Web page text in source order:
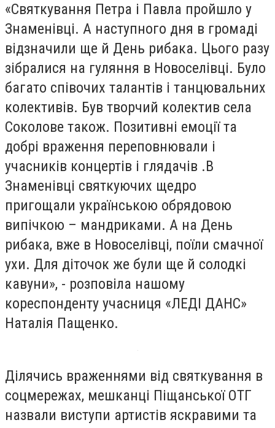
«Святкування Петра і Павла пройшло у
Знаменівці. А наступного дня в громаді
відзначили ще й День рибака. Цього разу
зібралися на гуляння в Новоселівці. Було
багато співочих талантів і танцювальних
колективів. Був творчий колектив села
Соколове також. Позитивні емоції та
добрі враження переповнювали і
учасників концертів і глядачів .В
Знаменівці святкуючих щедро
пригощали українською обрядовою
випічкою – мандриками. А на День
рибака, вже в Новоселівці, поїли смачної
ухи. Для діточок же були ще й солодкі
кавуни», - розповіла нашому
кореспонденту учасниця «ЛЕДІ ДАНС»
Наталія Пащенко.
Ділячись враженнями від святкування в
соцмережах, мешканці Піщанської ОТГ
назвали виступи артистів яскравими та